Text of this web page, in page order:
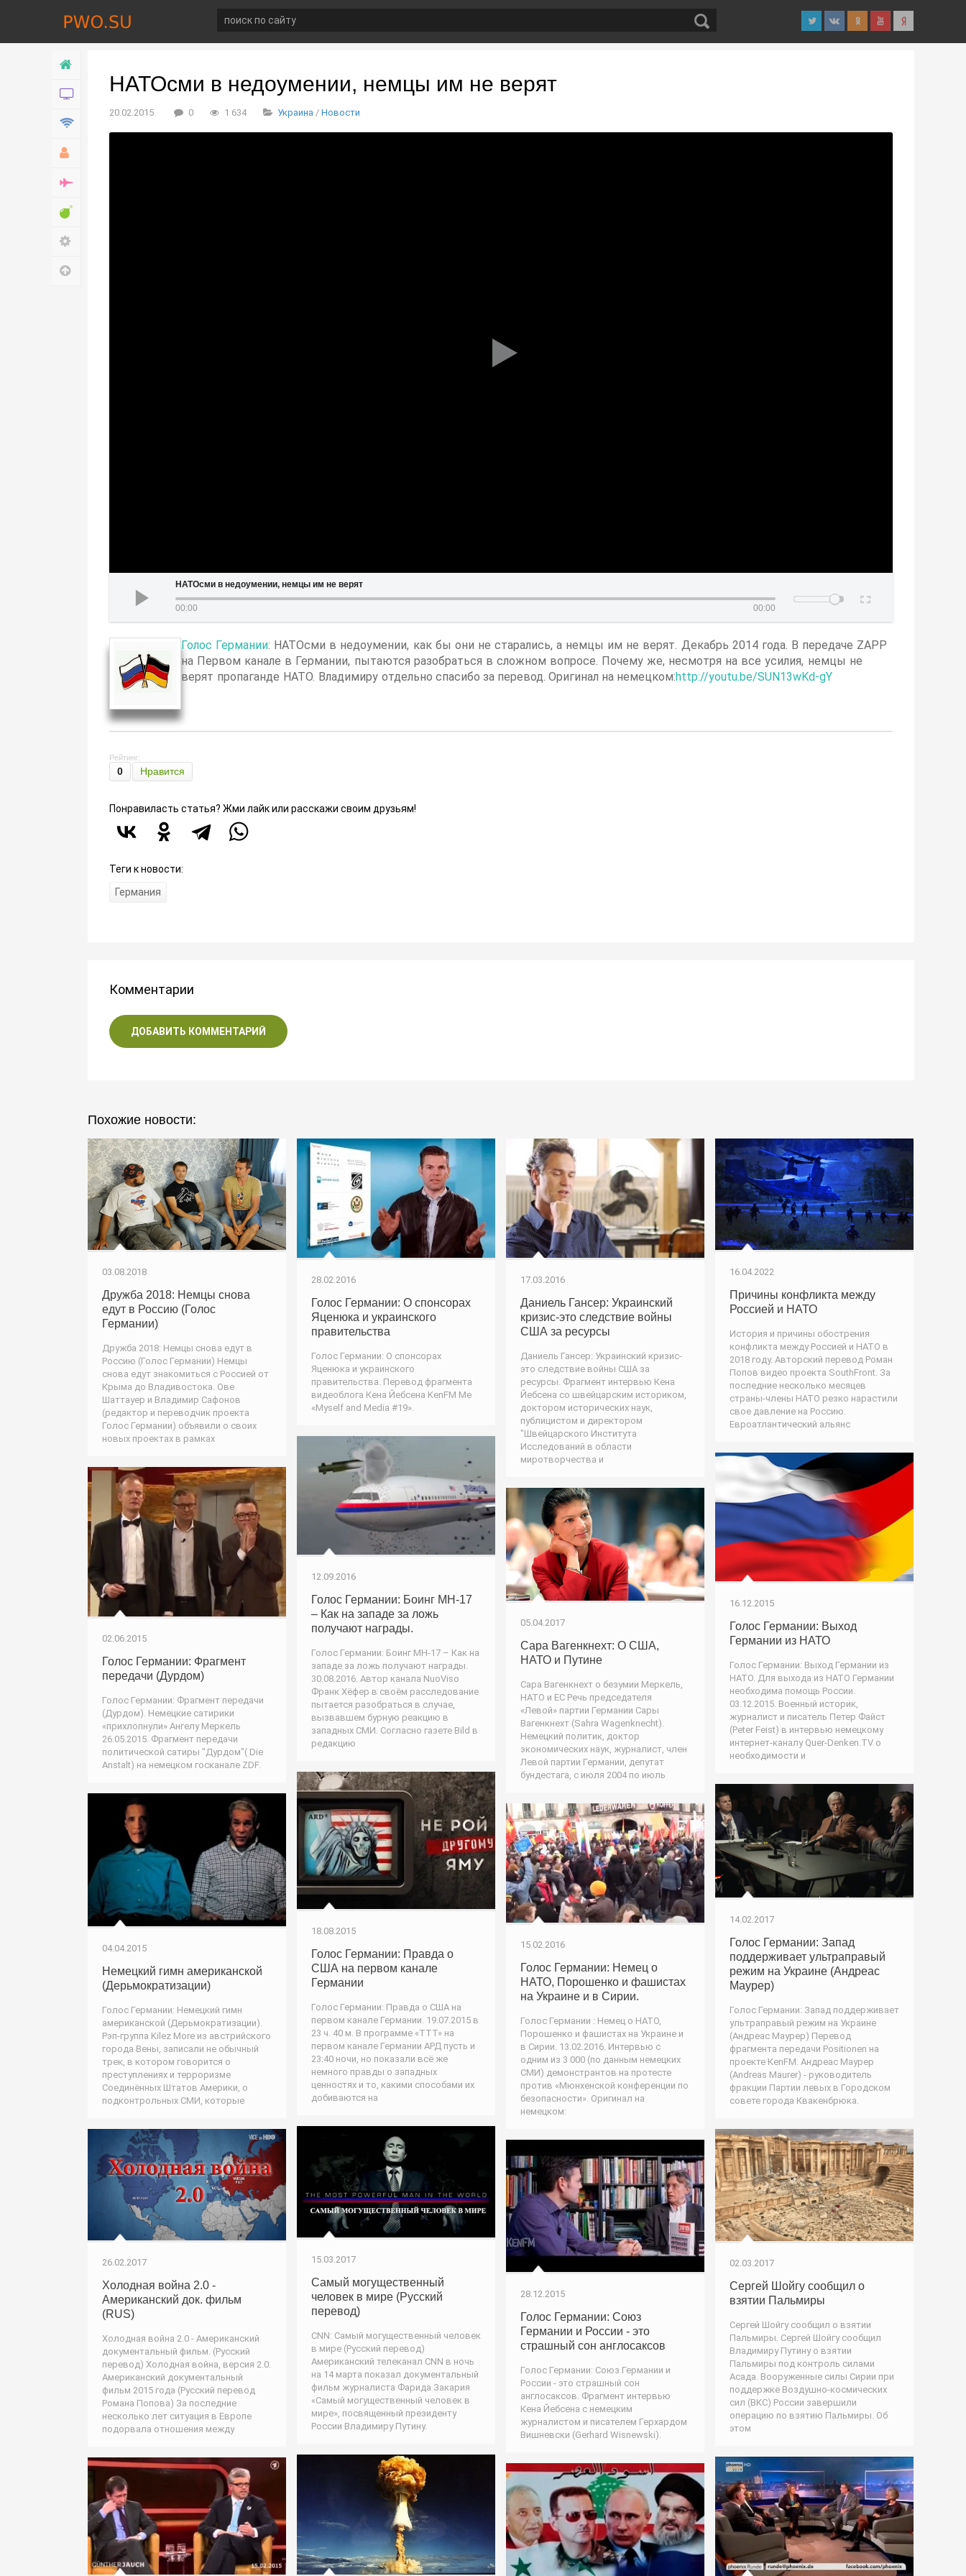
НовостиНАТОсми в недоумении, немцы им не верят
20.02.2015 0 1 634 Украина / Новости
НАТОсми в недоумении, немцы им не верят
00:00 00:00
Голос Германии: НАТОсми в недоумении, как бы они не старались, а немцы им не верят. Декабрь 2014 года. В передаче ZAPP
на Первом канале в Германии, пытаются разобраться в сложном вопросе. Почему же, несмотря на все усилия, немцы не
верят пропаганде НАТО. Владимируотдельно спасибо за перевод. Оригинал на немецком:http://youtu.be/SUN13wKd-gY
Рейтинг:
0 Нравится
Понравиласть статья? Жми лайк или расскажи своим друзьям!
Теги к новости:
Германия
Комментарии
ДОБАВИТЬ КОММЕНТАРИЙ
Похожие новости:
03.08.2018
Дружба 2018: Немцы снова
едут в Россию (Голос
Германии)
Дружба 2018: Немцы снова едут в
Россию (Голос Германии) Немцы
снова едут знакомиться с Россией от
Крыма до Владивостока. Ове
Шаттауер и Владимир Сафонов
(редактор и переводчик проекта
Голос Германии) объявили о своих
новых проектах в рамках
28.02.2016
Голос Германии: О спонсорах
Яценюка и украинского
правительства
Голос Германии: О спонсорах
Яценюка и украинского
правительства. Перевод фрагмента
видеоблога Кена Йебсена KenFM Me
«Myself and Media #19».
17.03.2016
Даниель Гансер: Украинский
кризис-это следствие войны
США за ресурсы
Даниель Гансер: Украинский кризис-
это следствие войны США за
ресурсы. Фрагмент интервью Кена
Йебсена со швейцарским историком,
доктором исторических наук,
публицистом и директором
"Швейцарского Института
Исследований в области
миротворчества и
16.04.2022
Причины конфликта между
Россией и НАТО
История и причины обострения
конфликта между Россией и НАТО в
2018 году. Авторский перевод Роман
Попов видео проекта SouthFront. За
последние несколько месяцев
страны-члены НАТО резко нарастили
свое давление на Россию.
Евроатлантический альянс
12.09.2016
Голос Германии: Боинг МН-17
– Как на западе за ложь
получают награды.
Голос Германии: Боинг МН-17 – Как на
западе за ложь получают награды.
30.08.2016. Автор канала NuoViso
Франк Хёфер в своём расследование
пытается разобраться в случае,
вызвавшем бурную реакцию в
западных СМИ. Согласно газете Bild в
редакцию
16.12.2015
Голос Германии: Выход
Германии из НАТО
Голос Германии: Выход Германии из
НАТО. Для выхода из НАТО Германии
необходима помощь России.
03.12.2015. Военный историк,
журналист и писатель Петер Файст
(Peter Feist) в интервью немецкому
интернет-каналу Quer-Denken.TV о
необходимости и
02.06.2015
Голос Германии: Фрагмент
передачи (Дурдом)
Голос Германии: Фрагмент передачи
(Дурдом). Немецкие сатирики
«прихлопнули» Ангелу Меркель
26.05.2015. Фрагмент передачи
политической сатиры "Дурдом"( Die
Anstalt) на немецком госканале ZDF.
05.04.2017
Сара Вагенкнехт: О США,
НАТО и Путине
Сара Вагенкнехт о безумии Меркель,
НАТО и ЕС Речь председателя
«Левой» партии Германии Сары
Вагенкнехт (Sahra Wagenknecht).
Немецкий политик, доктор
экономических наук, журналист, член
Левой партии Германии, депутат
бундестага, с июля 2004 по июль
18.08.2015
Голос Германии: Правда о
США на первом канале
Германии
Голос Германии: Правда о США на
первом канале Германии. 19.07.2015 в
23 ч. 40 м. В программе «ТТТ» на
первом канале Германии АРД пусть и
23:40 ночи, но показали всё же
немного правды о западных
ценностях и то, какими способами их
добиваются на
14.02.2017
Голос Германии: Запад
поддерживает ультраправый
режим на Украине (Андреас
Маурер)
Голос Германии: Запад поддерживает
ультраправый режим на Украине
(Андреас Маурер) Перевод
фрагмента передачи Positionen на
проекте КеnFM. Андреас Маурер
(Andreas Maurer) - руководитель
фракции Партии левых в Городском
совете города Квакенбрюка.
04.04.2015
Немецкий гимн американской
(Дерьмократизации)
Голос Германии: Немецкий гимн
американской (Дерьмократизации).
Рэп-группа Kilez More из австрийского
города Вены, записали не обычный
трек, в котором говорится о
преступлениях и терроризме
Соединённых Штатов Америки, о
подконтрольных СМИ, которые
15.02.2016
Голос Германии: Немец о
НАТО, Порошенко и фашистах
на Украине и в Сирии.
Голос Германии : Немец о НАТО,
Порошенко и фашистах на Украине и
в Сирии. 13.02.2016. Интервью с
одним из 3 000 (по данным немецких
СМИ) демонстрантов на протесте
против «Мюнхенской конференции по
безопасности». Оригинал на
немецком:
15.03.2017
Самый могущественный
человек в мире (Русский
перевод)
CNN: Самый могущественный человек
в мире (Русский перевод)
Американский телеканал CNN в ночь
на 14 марта показал документальный
фильм журналиста Фарида Закария
«Самый могущественный человек в
мире», посвященный президенту
России Владимиру Путину.
02.03.2017
Сергей Шойгу сообщил о
взятии Пальмиры
Сергей Шойгу сообщил о взятии
Пальмиры. Сергей Шойгу сообщил
Владимиру Путину о взятии
Пальмиры под контроль силами
Асада. Вооруженные силы Сирии при
поддержке Воздушно-космических
сил (ВКС) России завершили
операцию по взятию Пальмиры. Об
этом
26.02.2017
Холодная война 2.0 -
Американский док. фильм
(RUS)
Холодная война 2.0 - Американский
документальный фильм. (Русский
перевод) Холодная война, версия 2.0.
Американский документальный
фильм 2015 года (Русский перевод
Романа Попова) За последние
несколько лет ситуация в Европе
подорвала отношения между
28.12.2015
Голос Германии: Союз
Германии и России - это
страшный сон англосаксов
Голос Германии: Союз Германии и
России - это страшный сон
англосаксов. Фрагмент интервью
Кена Йебсена с немецким
журналистом и писателем Герхардом
Вишневски (Gerhard Wisnewski).